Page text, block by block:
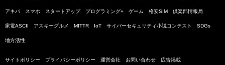
アキバ スマホ スタートアップ プログラミング+ ゲーム 格安SIM 倶楽部情報局
家電ASCII アスキーグルメ MITTR IoT サイバーセキュリティ小説コンテスト SDGs
地方活性
サイトポリシー プライバシーポリシー 運営会社 お問い合わせ 広告掲載